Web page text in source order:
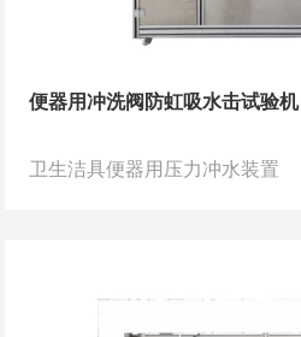
便器用冲洗阀防虹吸水击试验机
卫生洁具便器用压力冲水装置